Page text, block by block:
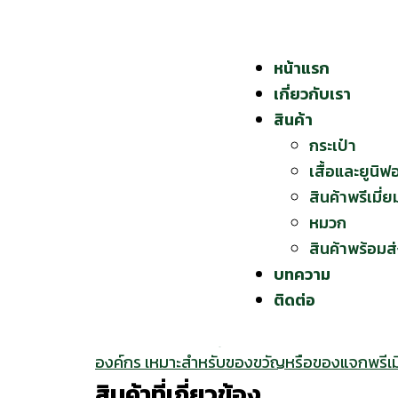
หน้าแรก
เกี่ยวกับเรา
สินค้า
กระเป๋า
เสื้อและยูนิฟ
สินค้าพรีเมี่ย
หมวก
สินค้าพร้อม
บทความ
ติดต่อ